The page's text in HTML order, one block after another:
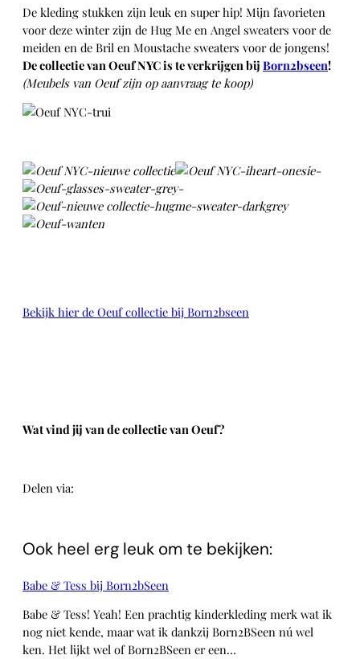
De kleding stukken zijn leuk en super hip! Mijn favorieten
voor deze winter zijn de Hug Me en Angel sweaters voor de
meiden en de Bril en Moustache sweaters voor de jongens!
De collectie van Oeuf NYC is te verkrijgen bij Born2bseen!
(Meubels van Oeuf zijn op aanvraag te koop)
Bekijk hier de Oeuf collectie bij Born2bseen
Wat vind jij van de collectie van Oeuf?
Delen via:
Ook heel erg leuk om te bekijken:
Babe & Tess bij Born2bSeen
Babe & Tess! Yeah! Een prachtig kinderkleding merk wat ik
nog niet kende, maar wat ik dankzij Born2BSeen nú wel
ken. Het lijkt wel of Born2BSeen er een…